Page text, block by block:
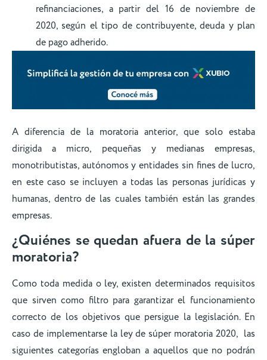
refinanciaciones, a partir del 16 de noviembre de
2020, según el tipo de contribuyente, deuda y plan
de pago adherido.
A diferencia de la moratoria anterior, que solo estaba
dirigida a micro, pequeñas y medianas empresas,
monotributistas, autónomos y entidades sin fines de lucro,
en este caso se incluyen a todas las personas jurídicas y
humanas, dentro de las cuales también están las grandes
empresas.
¿Quiénes se quedan afuera de la súper
moratoria?
Como toda medida o ley, existen determinados requisitos
que sirven como filtro para garantizar el funcionamiento
correcto de los objetivos que persigue la legislación. En
caso de implementarse la ley de súper moratoria 2020, las
siguientes categorías engloban a aquellos que no podrán